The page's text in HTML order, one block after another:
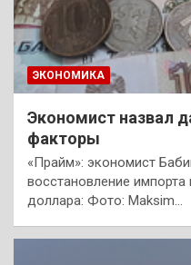
ЭКОНОМИКА
Экономист назвал
факторы
«Прайм»: экономист
восстановление
доллара: Фото: Maksim…